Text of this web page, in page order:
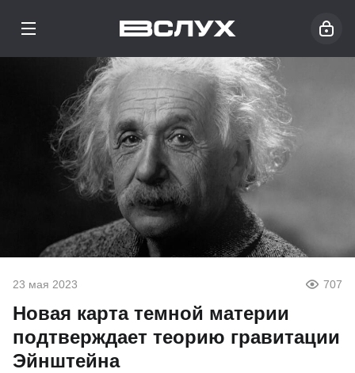
23 мая 2023 707
Новая карта темной материи
подтверждает теорию гравитации
Эйнштейна